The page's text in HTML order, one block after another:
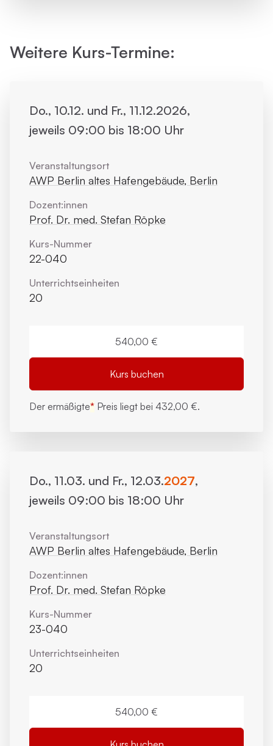
Weitere Kurs-Termine:
Do., 10.12. und Fr., 11.12.2026,
jeweils 09:00 bis 18:00 Uhr
Veranstaltungsort
AWP Berlin altes Hafengebäude, Berlin
Dozent:innen
Prof. Dr. med. Stefan Röpke
Kurs-Nummer
22-040
Unterrichts­einheiten
20
540,00 €
Kurs buchen
Der ermäßigte* Preis liegt bei 432,00 €.
Do., 11.03. und Fr., 12.03.2027,
jeweils 09:00 bis 18:00 Uhr
Veranstaltungsort
AWP Berlin altes Hafengebäude, Berlin
Dozent:innen
Prof. Dr. med. Stefan Röpke
Kurs-Nummer
23-040
Unterrichts­einheiten
20
540,00 €